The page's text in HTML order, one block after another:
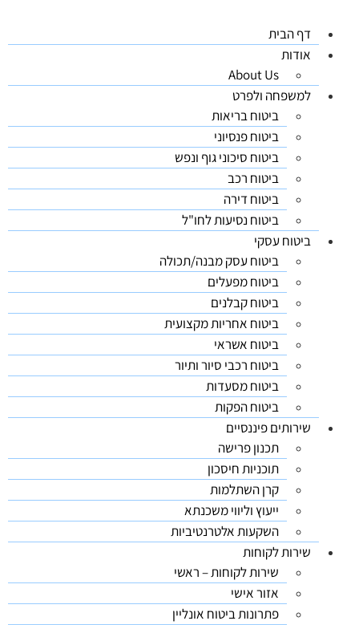
דף הבית
אודות
About Us
למשפחה ולפרט
ביטוח בריאות
ביטוח פנסיוני
ביטוח סיכוני גוף ונפש
ביטוח רכב
ביטוח דירה
ביטוח נסיעות לחו"ל
ביטוח עסקי
ביטוח עסק מבנה/תכולה
ביטוח מפעלים
ביטוח קבלנים
ביטוח אחריות מקצועית
ביטוח אשראי
ביטוח רכבי סיור ותיור
ביטוח מסעדות
ביטוח הפקות
שירותים פיננסיים
תכנון פרישה
תוכניות חיסכון
קרן השתלמות
ייעוץ וליווי משכנתא
השקעות אלטרנטיביות
שירות לקוחות
שירות לקוחות – ראשי
אזור אישי
פתרונות ביטוח אונליין